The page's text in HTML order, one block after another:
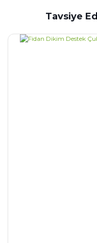
Tavsiye